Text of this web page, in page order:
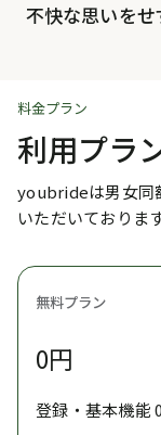
不快な思いをせ
料金プラン
利用プラ
youbrideは男女同
いただいております
無料プラン
0円
登録・基本機能